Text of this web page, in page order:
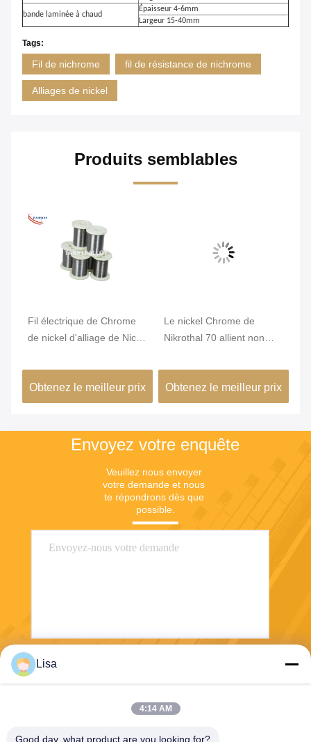
bande laminée à chaud
Épaisseur 4-6mm
Largeur 15-40mm
Tags:
Fil de nichrome fil de résistance de nichrome
Alliages de nickel
Produits semblables
Fil électrique de Chrome
de nickel d'alliage de Nicr
6j22
Obtenez le meilleur prix
Le nickel Chrome de
Nikrothal 70 allient non
Obtenez le meilleur prix
Envoyez votre enquête
Veuillez nous envoyer
votre demande et nous
te répondrons dès que
possible.
Lisa
4:14 AM
Good day, what product are you looking for?